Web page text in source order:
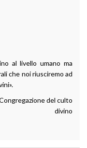
al livello umano ma
che noi riusciremo ad
del culto
divino